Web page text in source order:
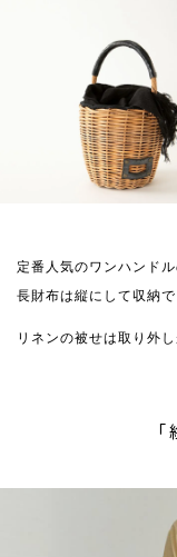
定番人気のワンハンド
長財布は縦にして収納
リネンの被せは取り外し